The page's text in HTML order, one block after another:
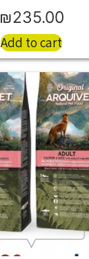
₪235.00
Add to cart